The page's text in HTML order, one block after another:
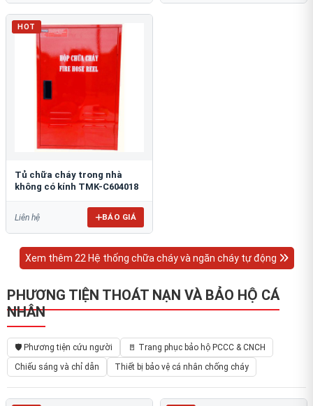
HOT
Tủ chữa cháy trong nhà
không có kính TMK-C604018
Liên hệ BÁO GIÁ
Xem thêm 22 Hệ thống chữa cháy và ngăn cháy tự động
PHƯƠNG TIỆN THOÁT NẠN VÀ BẢO HỘ CÁ
NHÂN
🛡️ Phương tiện cứu người
🚪 Trang phục bảo hộ PCCC & CNCH
Chiếu sáng và chỉ dẫn
Thiết bị bảo vệ cá nhân chống cháy